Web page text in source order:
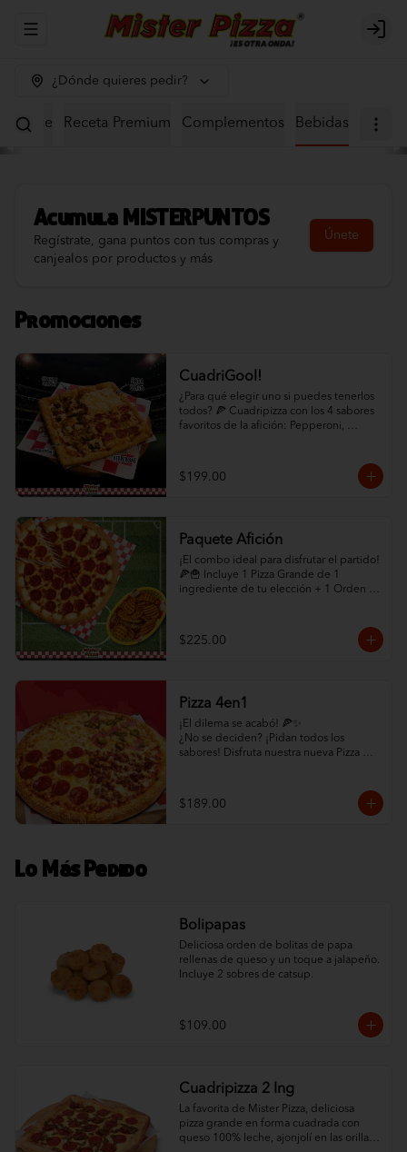
Abrir menu de navegación
¿Dónde quieres pedir?
Base Receta Premium Complementos Bebidas
Acumula MISTERPUNTOS
Regístrate, gana puntos con tus compras y
canjealos por productos y más
Únete
Promociones
CuadriGool!
¿Para qué elegir uno si puedes tenerlos
todos? 🍕 Cuadripizza con los 4 sabores
favoritos de la afición: Pepperoni,
de ajonjolí!
Refresco de 1.5L por solo +$60. ¡El
combo perfecto para el partido
directamente a tu puerta! 🛵🔥
$199.00
Paquete Afición
¡El combo ideal para disfrutar el partido!
🍕🍟 Incluye 1 Pizza Grande de 1
ingrediente de tu elección + 1 Orden
✨ ¡MEJORA TU PAQUETE! ✨ Selecciona
la opción "Con Orilla Rellena de Queso"
paquete). ¡Pídelo ya y que empiece el
juego! 🏆
$225.00
Pizza 4en1
¡El dilema se acabó! 🍕✨
¿No se deciden? ¡Pidan todos los
sabores! Disfruta nuestra nueva Pizza
mucho quesoo. ¡Variedad total por solo
$189!
$189.00
Lo Más Pedido
Bolipapas
Deliciosa orden de bolitas de papa
rellenas de queso y un toque a jalapeño.
Incluye 2 sobres de catsup.
$109.00
Cuadripizza 2 Ing
La favorita de Mister Pizza, deliciosa
pizza grande en forma cuadrada con
queso 100% leche, ajonjolí en las orillas